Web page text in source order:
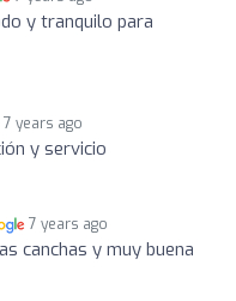
y tranquilo para
7 years ago
y servicio
7 years ago
canchas y muy buena